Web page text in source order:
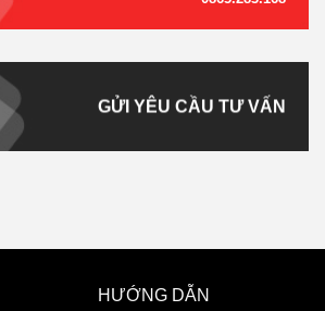
GỬI YÊU CẦU TƯ VẤN
HƯỚNG DẪN